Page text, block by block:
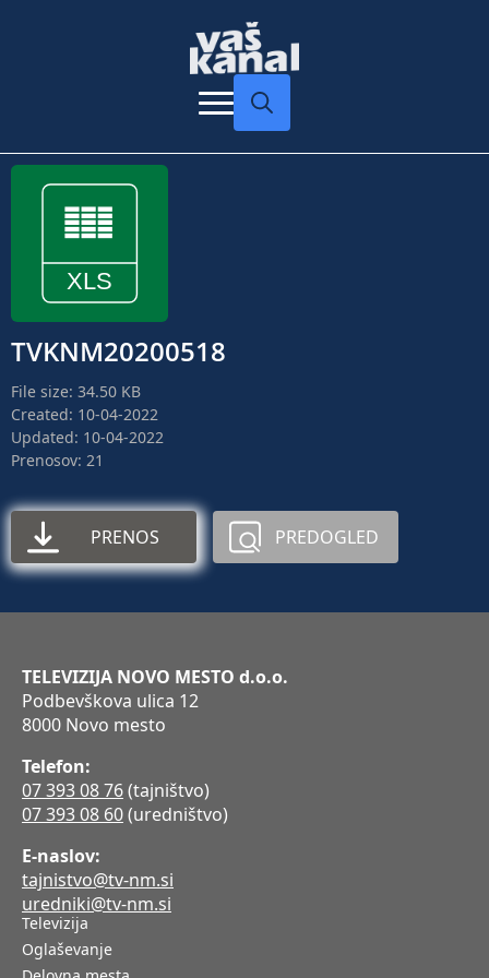
TVKNM20200518
File size: 34.50 KB
Created: 10-04-2022
Updated: 10-04-2022
Prenosov: 21
PRENOS PREDOGLED
TELEVIZIJA NOVO MESTO d.o.o.
Podbevškova ulica 12
8000 Novo mesto
Telefon:
07 393 08 76(tajništvo)
07 393 08 60(uredništvo)
E-naslov:
tajnistvo@tv-nm.si
uredniki@tv-nm.si
Televizija
Oglaševanje